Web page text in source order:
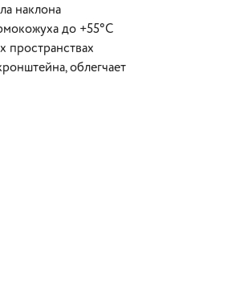
наклона
до +55°С
пространствах
облегчает